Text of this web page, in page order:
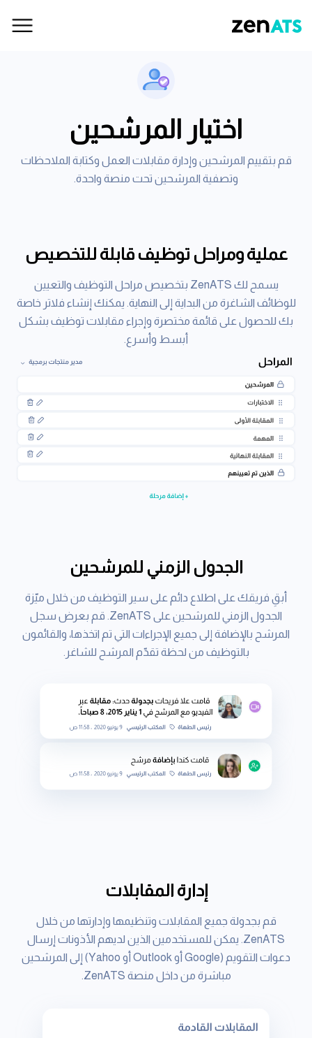
اختيار المرشحين
قم بتقييم المرشحين وإدارة مقابلات العمل وكتابة الملاحظات
وتصفية المرشحين تحت منصة واحدة.
عملية ومراحل توظيف قابلة للتخصيص
يسمح لك ZenATS بتخصيص مراحل التوظيف والتعيين
للوظائف الشاغرة من البداية إلى النهاية. يمكنك إنشاء فلاتر خاصة
بك للحصول على قائمة مختصرة وإجراء مقابلات توظيف بشكل
أبسط وأسرع.
الجدول الزمني للمرشحين
أبقِ فريقك على اطلاع دائم على سير التوظيف من خلال ميّزة
الجدول الزمني للمرشحين على ZenATS. قم بعرض سجل
المرشح بالإضافة إلى جميع الإجراءات التي تم اتخذها، والقائمون
بالتوظيف من لحظة تقدّم المرشح للشاغر.
إدارة المقابلات
قم بجدولة جميع المقابلات وتنظيمها وإدارتها من خلال
ZenATS. يمكن للمستخدمين الذين لديهم الأذونات إرسال
دعوات التقويم (Google أو Outlook أو Yahoo) إلى المرشحين
مباشرة من داخل منصة ZenATS.